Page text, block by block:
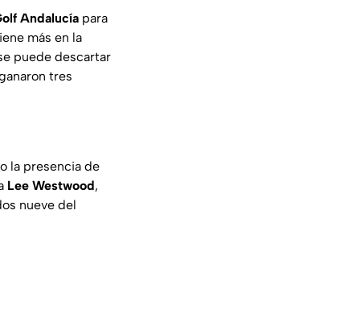
Andalucía para
más en la
puede descartar
tres
la presencia de
Lee Westwood,
nueve del